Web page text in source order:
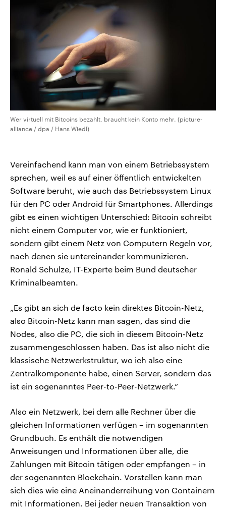
Wer virtuell mit Bitcoins bezahlt, braucht kein Konto mehr. (picture-
alliance / dpa / Hans Wiedl)
Vereinfachend kann man von einem Betriebssystem
sprechen, weil es auf einer öffentlich entwickelten
Software beruht, wie auch das Betriebssystem Linux
für den PC oder Android für Smartphones. Allerdings
gibt es einen wichtigen Unterschied: Bitcoin schreibt
nicht einem Computer vor, wie er funktioniert,
sondern gibt einem Netz von Computern Regeln vor,
nach denen sie untereinander kommunizieren.
Ronald Schulze, IT-Experte beim Bund deutscher
Kriminalbeamten.
„Es gibt an sich de facto kein direktes Bitcoin-Netz,
also Bitcoin-Netz kann man sagen, das sind die
Nodes, also die PC, die sich in diesem Bitcoin-Netz
zusammengeschlossen haben. Das ist also nicht die
klassische Netzwerkstruktur, wo ich also eine
Zentralkomponente habe, einen Server, sondern das
ist ein sogenanntes Peer-to-Peer-Netzwerk.“
Also ein Netzwerk, bei dem alle Rechner über die
gleichen Informationen verfügen – im sogenannten
Grundbuch. Es enthält die notwendigen
Anweisungen und Informationen über alle, die
Zahlungen mit Bitcoin tätigen oder empfangen – in
der sogenannten Blockchain. Vorstellen kann man
sich dies wie eine Aneinanderreihung von Containern
mit Informationen. Bei jeder neuen Transaktion von